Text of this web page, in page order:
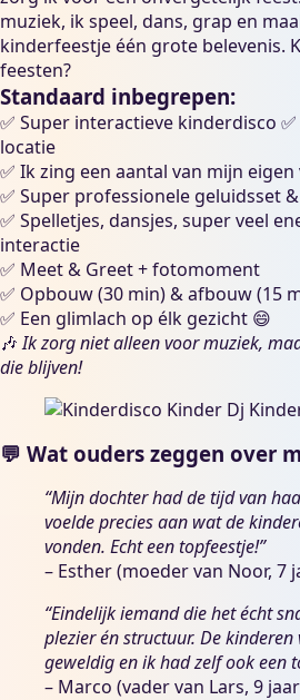
muziek, ik speel, dans, grap en
kinderfeestje één grote belevenis.
feesten?
Standaard inbegrepen:
✅ Super interactieve kinderdisco
locatie
✅ Ik zing een aantal van mijn
✅ Super professionele geluidsset
✅ Spelletjes, dansjes, super veel
interactie
✅ Meet & Greet + fotomoment
✅ Opbouw (30 min) & afbouw (15
✅ Een glimlach op élk gezicht 😄
🎶Ik zorg niet alleen voor muziek,
die blijven!
💬 Wat ouders zeggen over
“Mijn dochter had de tijd van
voelde precies aan wat de
vonden. Echt een topfeestje!”
– Esther (moeder van Noor, 7
“Eindelijk iemand die het écht
plezier én structuur. De kinderen
geweldig en ik had zelf ook een
– Marco (vader van Lars, 9